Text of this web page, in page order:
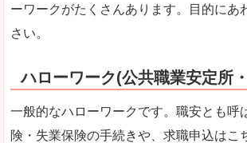
ーワークがたくさんあります。目的にあ
さい。
ハローワーク(公共職業安定所
一般的なハローワークです。職安とも呼
険・失業保険の手続きや、求職申込はこ